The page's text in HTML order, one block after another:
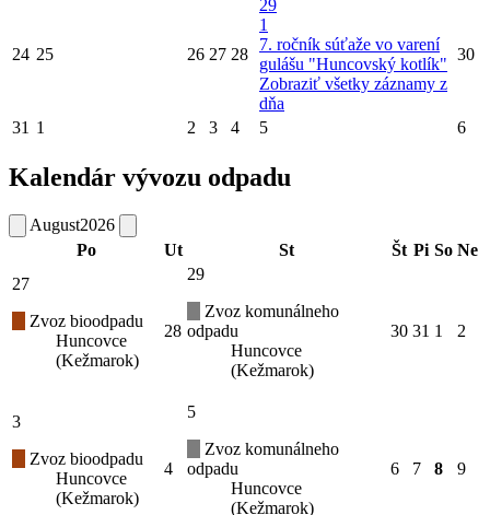
24 25 26 27 28
29
1
7. ročník súťaže vo varení
gulášu "Huncovský kotlík"
Zobraziť všetky záznamy z
dňa
30
31 1 2 3 4 5 6
Kalendár vývozu odpadu
August2026
Po
Ut St Št Pi So Ne
27
Zvoz bioodpadu
Huncovce
(Kežmarok)
28
29
Zvoz komunálneho
odpadu
Huncovce
(Kežmarok)
30 31 1 2
3
Zvoz bioodpadu
Huncovce
(Kežmarok)
4
5
Zvoz komunálneho
odpadu
Huncovce
(Kežmarok)
6 7 8 9